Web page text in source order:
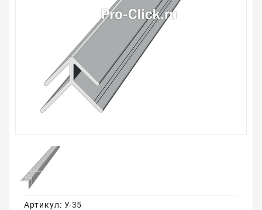
Крепёж и крепления
Садовая мебель
Доставка
Самовывоз
Акции
Артикул: У-35